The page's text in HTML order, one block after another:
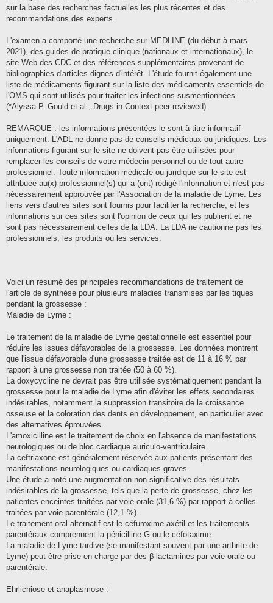
sur la base des recherches factuelles les plus récentes et des
recommandations des experts.
L'examen a comporté une recherche sur MEDLINE (du début à mars
2021), des guides de pratique clinique (nationaux et internationaux), le
site Web des CDC et des références supplémentaires provenant de
bibliographies d'articles dignes d'intérêt. L'étude fournit également une
liste de médicaments figurant sur la liste des médicaments essentiels de
l'OMS qui sont utilisés pour traiter les infections susmentionnées
(*Alyssa P. Gould et al., Drugs in Context-peer reviewed).
REMARQUE : les informations présentées le sont à titre informatif
uniquement. L'ADL ne donne pas de conseils médicaux ou juridiques. Les
informations figurant sur le site ne doivent pas être utilisées pour
remplacer les conseils de votre médecin personnel ou de tout autre
professionnel. Toute information médicale ou juridique sur le site est
attribuée au(x) professionnel(s) qui a (ont) rédigé l'information et n'est pas
nécessairement approuvée par l'Association de la maladie de Lyme. Les
liens vers d'autres sites sont fournis pour faciliter la recherche, et les
informations sur ces sites sont l'opinion de ceux qui les publient et ne
sont pas nécessairement celles de la LDA. La LDA ne cautionne pas les
professionnels, les produits ou les services.
Voici un résumé des principales recommandations de traitement de
l'article de synthèse pour plusieurs maladies transmises par les tiques
pendant la grossesse :
Maladie de Lyme :
Le traitement de la maladie de Lyme gestationnelle est essentiel pour
réduire les issues défavorables de la grossesse. Les données montrent
que l'issue défavorable d'une grossesse traitée est de 11 à 16 % par
rapport à une grossesse non traitée (50 à 60 %).
La doxycycline ne devrait pas être utilisée systématiquement pendant la
grossesse pour la maladie de Lyme afin d'éviter les effets secondaires
indésirables, notamment la suppression transitoire de la croissance
osseuse et la coloration des dents en développement, en particulier avec
des alternatives éprouvées.
L'amoxicilline est le traitement de choix en l'absence de manifestations
neurologiques ou de bloc cardiaque auriculo-ventriculaire.
La ceftriaxone est généralement réservée aux patients présentant des
manifestations neurologiques ou cardiaques graves.
Une étude a noté une augmentation non significative des résultats
indésirables de la grossesse, tels que la perte de grossesse, chez les
patientes enceintes traitées par voie orale (31,6 %) par rapport à celles
traitées par voie parentérale (12,1 %).
Le traitement oral alternatif est le céfuroxime axétil et les traitements
parentéraux comprennent la pénicilline G ou le céfotaxime.
La maladie de Lyme tardive (se manifestant souvent par une arthrite de
Lyme) peut être prise en charge par des β-lactamines par voie orale ou
parentérale.
Ehrlichiose et anaplasmose :